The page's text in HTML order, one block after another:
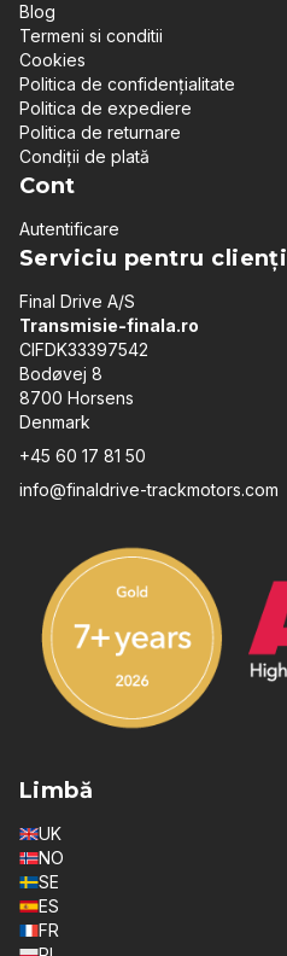
Blog
Termeni si conditii
Cookies
Politica de confidențialitate
Politica de expediere
Politica de returnare
Condiții de plată
Cont
Autentificare
Serviciu pentru clienți
Final Drive A/S
Transmisie-finala.ro
CIFDK33397542
Bodøvej 8
8700 Horsens
Denmark
+45 60 17 81 50
info@finaldrive-trackmotors.com
Limbă
UK
NO
SE
ES
FR